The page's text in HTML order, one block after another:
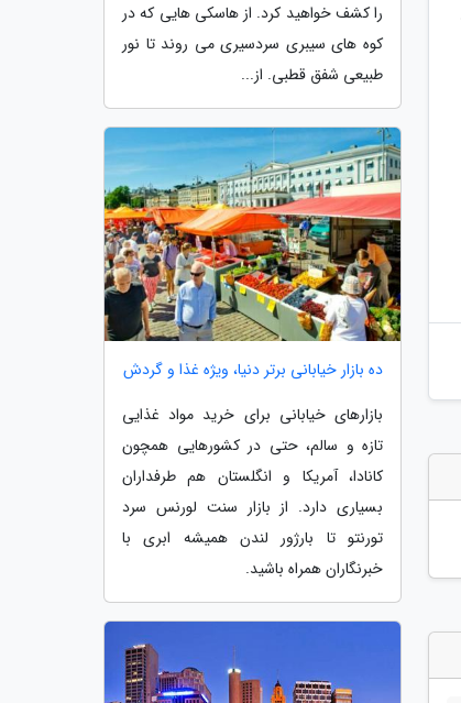
را کشف خواهید کرد. از هاسکی هایی که در
کوه های سیبری سردسیری می روند تا نور
طبیعی شفق قطبی. از...
ده بازار خیابانی برتر دنیا، ویژه غذا و گردش
بازارهای خیابانی برای خرید مواد غذایی
تازه و سالم، حتی در کشورهایی همچون
کانادا، آمریکا و انگلستان هم طرفداران
بسیاری دارد. از بازار سنت لورنس سرد
تورنتو تا بارژور لندن همیشه ابری با
خبرنگاران همراه باشید.